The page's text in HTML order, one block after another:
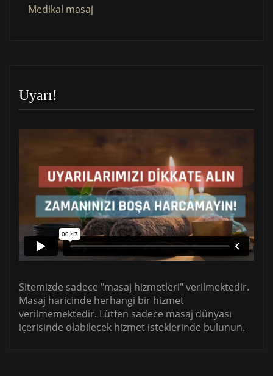
Medikal masaj
Uyarı!
Sitemizde sadece "masaj hizmetleri" verilmektedir.
Masaj haricinde herhangi bir hizmet
verilmemektedir. Lütfen sadece masaj dünyası
içerisinde olabilecek hizmet isteklerinde bulunun.